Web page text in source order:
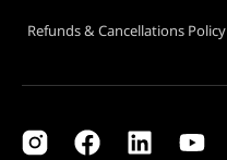
Refunds & Cancellations Policy